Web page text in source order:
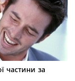
частини за